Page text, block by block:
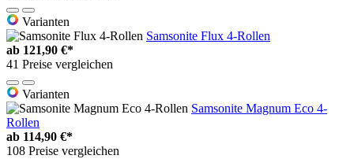
Varianten
Samsonite Flux 4-Rollen
ab 121,90 €*
41 Preise vergleichen
Varianten
Samsonite Magnum Eco 4-
Rollen
ab 114,90 €*
108 Preise vergleichen